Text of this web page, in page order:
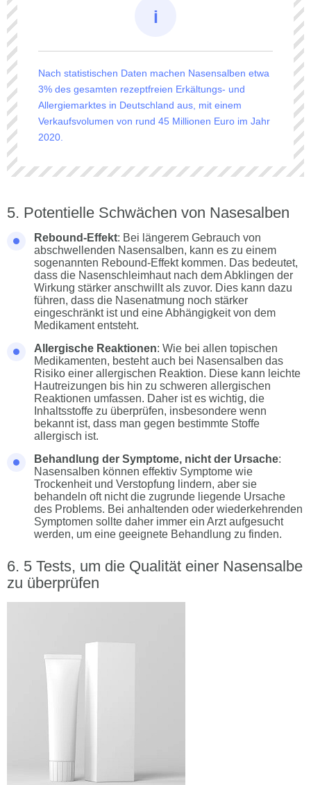
Nach statistischen Daten machen Nasensalben etwa
3% des gesamten rezeptfreien Erkältungs- und
Allergiemarktes in Deutschland aus, mit einem
Verkaufsvolumen von rund 45 Millionen Euro im Jahr
2020.
Potentielle Schwächen von Nasesalben
Rebound-Effekt: Bei längerem Gebrauch von
abschwellenden Nasensalben, kann es zu einem
sogenannten Rebound-Effekt kommen. Das bedeutet,
dass die Nasenschleimhaut nach dem Abklingen der
Wirkung stärker anschwillt als zuvor. Dies kann dazu
führen, dass die Nasenatmung noch stärker
eingeschränkt ist und eine Abhängigkeit von dem
Medikament entsteht.
Allergische Reaktionen: Wie bei allen topischen
Medikamenten, besteht auch bei Nasensalben das
Risiko einer allergischen Reaktion. Diese kann leichte
Hautreizungen bis hin zu schweren allergischen
Reaktionen umfassen. Daher ist es wichtig, die
Inhaltsstoffe zu überprüfen, insbesondere wenn
bekannt ist, dass man gegen bestimmte Stoffe
allergisch ist.
Behandlung der Symptome, nicht der Ursache:
Nasensalben können effektiv Symptome wie
Trockenheit und Verstopfung lindern, aber sie
behandeln oft nicht die zugrunde liegende Ursache
des Problems. Bei anhaltenden oder wiederkehrenden
Symptomen sollte daher immer ein Arzt aufgesucht
werden, um eine geeignete Behandlung zu finden.
5 Tests, um die Qualität einer Nasensalbe
zu überprüfen